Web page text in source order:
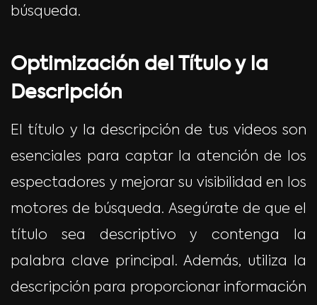
búsqueda.
Optimización del Título y la
Descripción
El título y la descripción de tus videos son
esenciales para captar la atención de los
espectadores y mejorar su visibilidad en los
motores de búsqueda. Asegúrate de que el
título sea descriptivo y contenga la
palabra clave principal. Además, utiliza la
descripción para proporcionar información